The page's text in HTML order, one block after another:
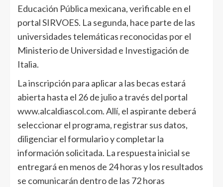
Educación Pública mexicana, verificable en el
portal SIRVOES. La segunda, hace parte de las
universidades telemáticas reconocidas por el
Ministerio de Universidad e Investigación de
Italia.
La inscripción para aplicar a las becas estará
abierta hasta el 26 de julio a través del portal
www.alcaldiascol.com. Allí, el aspirante deberá
seleccionar el programa, registrar sus datos,
diligenciar el formulario y completar la
información solicitada. La respuesta inicial se
entregará en menos de 24 horas y los resultados
se comunicarán dentro de las 72 horas